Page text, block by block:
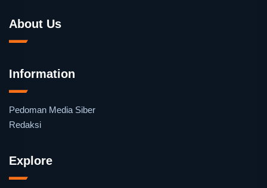
About Us
Information
Pedoman Media Siber
Redaksi
Explore